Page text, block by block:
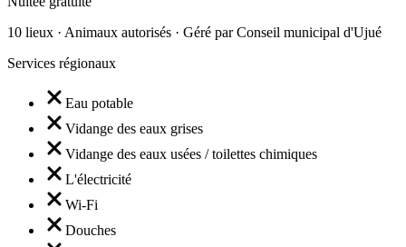
10 lieux · Animaux autorisés · Géré par Conseil municipal d'Ujué
Services régionaux
Eau potable
Vidange des eaux grises
Vidange des eaux usées / toilettes chimiques
L'électricité
Wi-Fi
Douches